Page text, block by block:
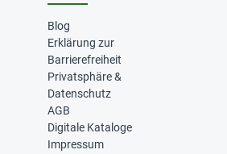
Blog
Erklärung zur
Barrierefreiheit
Privatsphäre &
Datenschutz
AGB
Digitale Kataloge
Impressum